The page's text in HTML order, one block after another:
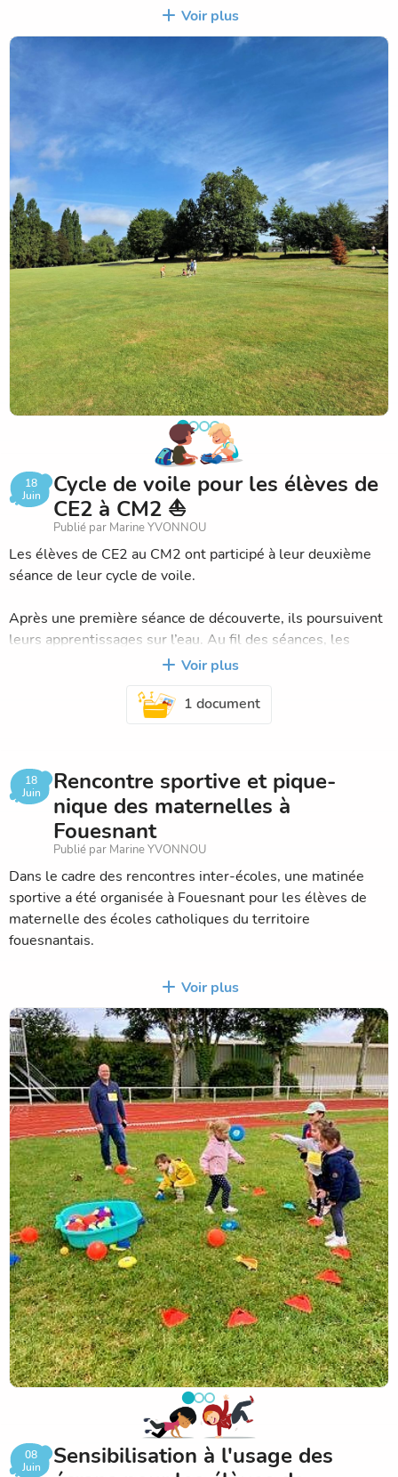
Dernière séance de golf pour les CE2CM1CM2, par petits
groupes, chacun a dû choisir sa stratégie, réaliser ses
frappes avec précision et compter son nombre de coups
jusqu'à chaque trou. Cette dernière séance a permis de
semaines : les différents types de frappes, la maîtrise du
matériel, le respect des règles de sécurité et le fair-play.
Les élèves se sont montrés concentrés, encourageants les
uns envers les autres et très investis. Chacun a pu mesurer
les progrès réalisés depuis la première séance.
Une belle façon de conclure ce cycle sportif, sous le signe
de la précision, de la patience… et du plaisir de jouer
ensemble !
Voir plus
18
Juin
Cycle de voile pour les élèves de
CE2 à CM2 ⛵️
Publié par Marine YVONNOU
Les élèves de CE2 au CM2 ont participé à leur deuxième
séance de leur cycle de voile.
Après une première séance de découverte, ils poursuivent
leurs apprentissages sur l’eau. Au fil des séances, les
élèves développent leurs compétences : prise en main du
matériel, maîtrise des manœuvres, recherche d’équilibre et
travail de l’orientation.
coopération et l’entraide au sein du groupe, dans un
environnement naturel stimulant.
Une belle aventure nautique qui se poursuit avec
enthousiasme ⛵️
Voir plus
1 document
18
Juin
Rencontre sportive et pique-
nique des maternelles à
Fouesnant
Publié par Marine YVONNOU
Dans le cadre des rencontres inter-écoles, une matinée
sportive a été organisée à Fouesnant pour les élèves de
maternelle des écoles catholiques du territoire
fouesnantais.
Au programme de cette belle rencontre placée sous le
signe du mouvement et du partage : haies, parcours de
motricité, danse, yoga et activités de land art. Ces ateliers
variés ont permis aux enfants de développer leurs
compétences motrices tout en découvrant différentes
formes d’expression corporelle et artistique.
La matinée s’est déroulée dans une ambiance conviviale et
dynamique, favorisant les échanges entre les élèves des
différentes écoles.
Elle s’est prolongée par un pique-nique partagé, moment
apprécié de tous, permettant aux enfants et aux équipes
éducatives de se retrouver dans un cadre plus détendu.
Cette journée sportive et festive illustre la volonté des
écoles catholiques du territoire fouesnantais de proposer
des temps forts collectifs, alliant activité physique,
créativité et convivialité.
Voir plus
08
Juin
Sensibilisation à l'usage des